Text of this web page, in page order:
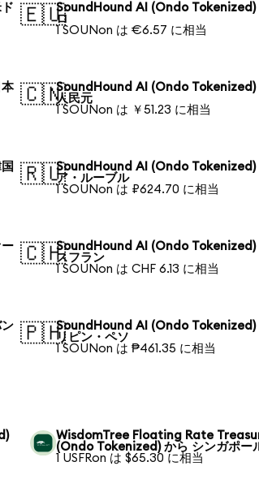
🇪🇺SoundHound AI (Ondo Tokenized)
ロ
1 SOUNon は €6.57 に相当
🇨🇳SoundHound AI (Ondo Tokenized)
人民元
1 SOUNon は ￥51.23 に相当
🇷🇺SoundHound AI (Ondo Tokenized)
ア・ルーブル
1 SOUNon は ₽624.70 に相当
🇨🇭SoundHound AI (Ondo Tokenized)
スフラン
1 SOUNon は CHF 6.13 に相当
🇵🇭SoundHound AI (Ondo Tokenized)
リピン・ペソ
1 SOUNon は ₱461.35 に相当
WisdomTree Floating Rate
(Ondo Tokenized) から シンガポー
1 USFRon は $65.30 に相当